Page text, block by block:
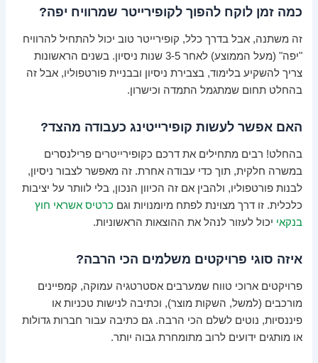
כמה זמן לוקח להפוך לקופירייטר שמרוויח יפה?
זה משתנה, אבל בדרך כלל, קופירייטר טוב יכול להתחיל להרוויח
"יפה" (מעל הממוצע) לאחר 3-5 שנות ניסיון. בשנים הראשונות
צריך להשקיע בלימוד, בצבירת ניסיון ובבניית פורטפוליו, אבל זה
בהחלט תחום שמתגמל התמדה וכישרון.
האם אפשר לעשות קופירייטינג כעבודה מהצד?
בהחלט! רבים מתחילים את דרכם כקופירייטרים פרילנסרים
במשרה חלקית, תוך כדי עבודה אחרת. זה מאפשר לצבור ניסיון,
לבנות פורטפוליו, ולהבין אם זה הכיוון הנכון, בלי לוותר על יציבות
כלכלית. זו דרך מצוינת לפתח מיומנויות וגם כרטיס אשראי חוץ
בנקאי יכול לעזור לנהל את ההוצאות הראשוניות.
איזה סוגי פרויקטים משלמים הכי הרבה?
פרויקטים ארוכי טווח שמערבים אסטרטגיה עמוקה, קמפיינים
מורכבים (למשל, השקות מוצר), וכתיבה לנישות טכניות או
פיננסיות, נוטים לשלם הכי הרבה. גם כתיבה עבור חברות גדולות
או מותגים ידועים לרוב מתומחרת גבוה יותר.